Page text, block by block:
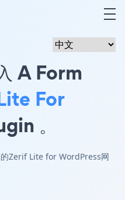
A Form
For
。
Zerif Lite for WordPress网